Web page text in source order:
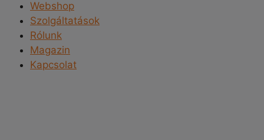
Webshop
Szolgáltatások
Rólunk
Magazin
Kapcsolat